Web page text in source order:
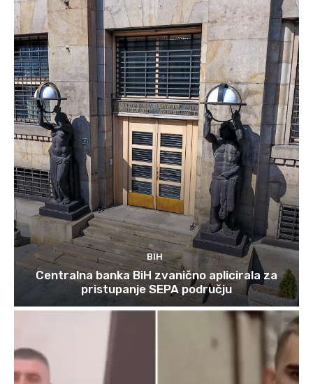
BIH
Centralna banka BiH zvanično aplicirala za
pristupanje SEPA području